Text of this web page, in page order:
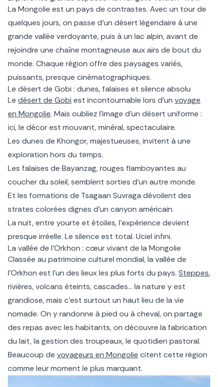
La Mongolie est un pays de contrastes. Avec un tour de
quelques jours, on passe d’un désert légendaire à une
grande vallée verdoyante, puis à un lac alpin, avant de
rejoindre une chaîne montagneuse aux airs de bout du
monde. Chaque région offre des paysages variés,
puissants, presque cinématographiques.
Le désert de Gobi : dunes, falaises et silence absolu
Le désert de Gobi est incontournable lors d’un voyage
en Mongolie. Mais oubliez l’image d’un désert uniforme :
ici, le décor est mouvant, minéral, spectaculaire.
Les dunes de Khongor, majestueuses, invitent à une
exploration hors du temps.
Les falaises de Bayanzag, rouges flamboyantes au
coucher du soleil, semblent sorties d’un autre monde.
Et les formations de Tsagaan Suvraga dévoilent des
strates colorées dignes d’un canyon américain.
La nuit, entre yourte et étoiles, l’expérience devient
presque irréelle. Le silence est total. Uciel infini.
La vallée de l’Orkhon : cœur vivant de la Mongolie
Classée au patrimoine culturel mondial, la vallée de
l’Orkhon est l’un des lieux les plus forts du pays. Steppes,
rivières, volcans éteints, cascades… la nature y est
grandiose, mais c’est surtout un haut lieu de la vie
nomade. On y randonne à pied ou à cheval, on partage
des repas avec les habitants, on découvre la fabrication
du lait, la gestion des troupeaux, le quotidien pastoral.
Beaucoup de voyageurs en Mongolie citent cette région
comme leur moment le plus marquant.